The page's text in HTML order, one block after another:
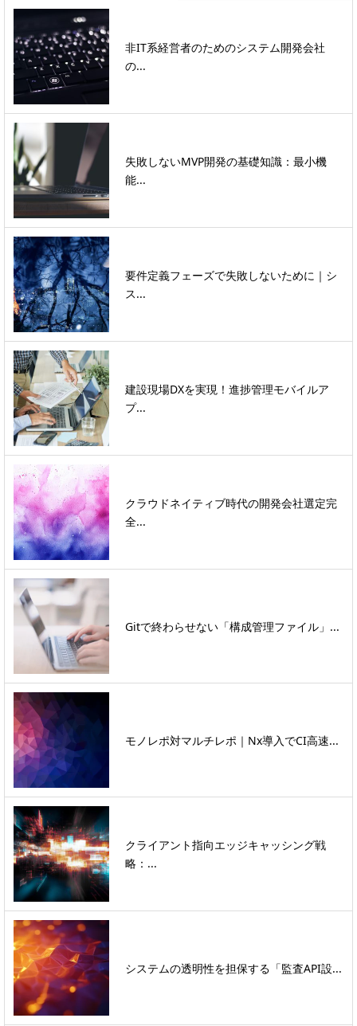
非IT系経営者のためのシステム開発会社
の...
失敗しないMVP開発の基礎知識：最小機
能...
要件定義フェーズで失敗しないために｜シ
ス...
建設現場DXを実現！進捗管理モバイルア
プ...
クラウドネイティブ時代の開発会社選定完
全...
Gitで終わらせない「構成管理ファイル」...
モノレポ対マルチレポ｜Nx導入でCI高速...
クライアント指向エッジキャッシング戦
略：...
システムの透明性を担保する「監査API設...